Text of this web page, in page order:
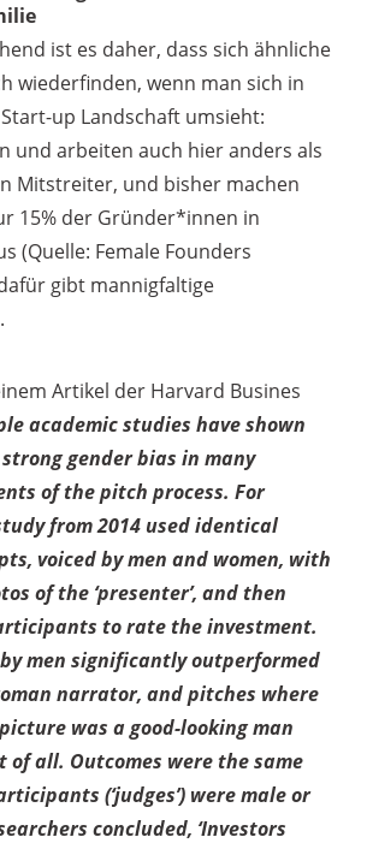
ist es daher, dass sich ähnliche
wiederfinden, wenn man sich in
up Landschaft umsieht:
und arbeiten auch hier anders als
Mitstreiter, und bisher machen
15% der Gründer*innen in
(Quelle: Female Founders
gibt mannigfaltige
Artikel der Harvard Busines
academic studies have shown
gender bias in many
of the pitch process. For
from 2014 used identical
voiced by men and women, with
of the ‘presenter’, and then
to rate the investment.
men significantly outperformed
narrator, and pitches where
was a good-looking man
of all. Outcomes were the same
(‘judges’) were male or
concluded, ‘Investors